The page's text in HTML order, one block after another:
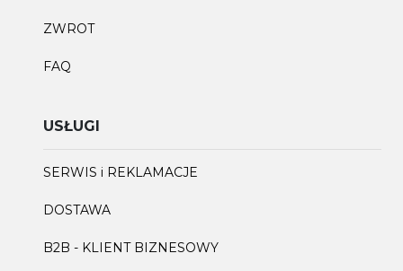
ZWROT
FAQ
USŁUGI
SERWIS i REKLAMACJE
DOSTAWA
B2B - KLIENT BIZNESOWY